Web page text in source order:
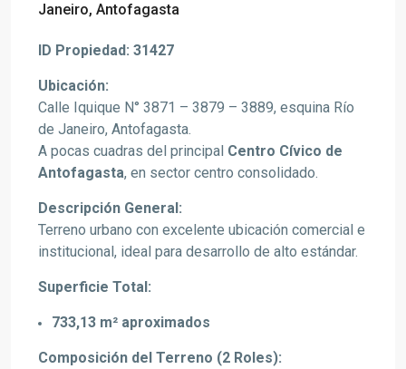
Janeiro, Antofagasta
ID Propiedad: 31427
Ubicación:
Calle Iquique N° 3871 – 3879 – 3889, esquina Río
de Janeiro, Antofagasta.
A pocas cuadras del principal Centro Cívico de
Antofagasta, en sector centro consolidado.
Descripción General:
Terreno urbano con excelente ubicación comercial e
institucional, ideal para desarrollo de alto estándar.
Superficie Total:
733,13 m² aproximados
Composición del Terreno (2 Roles):